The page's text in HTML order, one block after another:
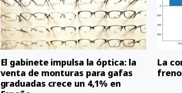
El gabinete impulsa la óptica: la
venta de monturas para gafas
graduadas crece un 4,1% en
La